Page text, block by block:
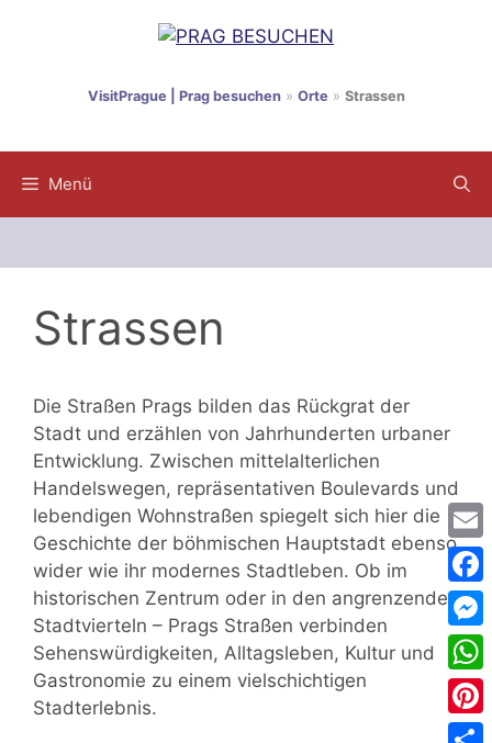
VisitPrague | Prag besuchen» Orte » Strassen
Menü
Strassen
Die Straßen Prags bilden das Rückgrat der
Stadt und erzählen von Jahrhunderten urbaner
Entwicklung. Zwischen mittelalterlichen
Handelswegen, repräsentativen Boulevards und
lebendigen Wohnstraßen spiegelt sich hier die
Geschichte der böhmischen Hauptstadt ebenso
wider wie ihr modernes Stadtleben. Ob im
historischen Zentrum oder in den angrenzenden
Stadtvierteln – Prags Straßen verbinden
Sehenswürdigkeiten, Alltagsleben, Kultur und
Gastronomie zu einem vielschichtigen
Stadterlebnis.